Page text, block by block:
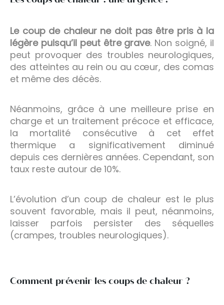
Le coup de chaleur ne doit pas être pris à la
légère puisqu’il peut être grave. Non soigné, il
peut provoquer des troubles neurologiques,
des atteintes au rein ou au cœur, des comas
et même des décès.
Néanmoins, grâce à une meilleure prise en
charge et un traitement précoce et efficace,
la mortalité consécutive à cet effet
thermique a significativement diminué
depuis ces dernières années. Cependant, son
taux reste autour de 10%.
L’évolution d’un coup de chaleur est le plus
souvent favorable, mais il peut, néanmoins,
laisser parfois persister des séquelles
(crampes, troubles neurologiques).
Comment prévenir les coups de chaleur ?